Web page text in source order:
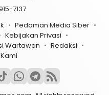
7137
Pedoman Media Siber
Kebijakan Privasi
Wartawan
Redaksi